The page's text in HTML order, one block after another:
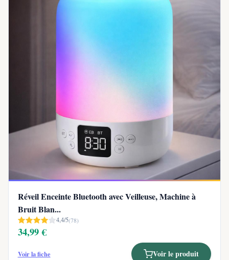
Réveil Enceinte Bluetooth avec Veilleuse, Machine à
Bruit Blan...
4,4/5(78)
34,99 €
Voir la fiche Voir le produit